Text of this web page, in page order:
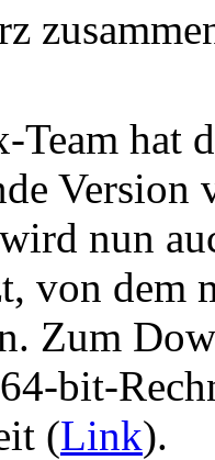
hat
nun
von dem
Zum
bit-
(Link).